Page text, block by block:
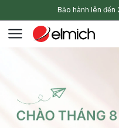
Bảo hành lên đến